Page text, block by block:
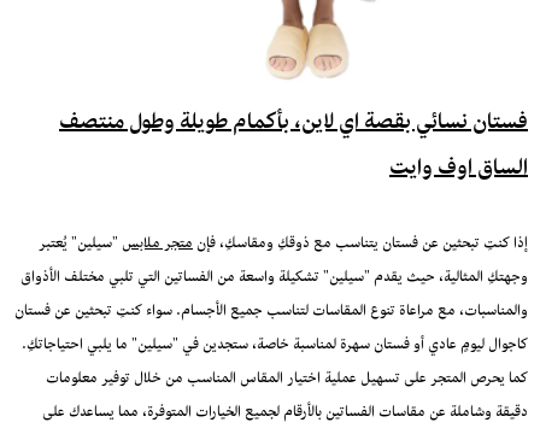
فستان نسائي بقصة اي لاين، بأكمام طويلة وطول منتصف
الساق اوف وايت
إذا كنتِ تبحثين عن فستان يتناسب مع ذوقكِ ومقاسكِ، فإنمتجر ملابس"سيلين" يُعتبر
وجهتكِ المثالية، حيث يقدم "سيلين" تشكيلة واسعة من الفساتين التي تلبي مختلف الأذواق
والمناسبات، مع مراعاة تنوع المقاسات لتناسب جميع الأجسام. سواء كنتِ تبحثين عن فستان
كاجوال ليومٍ عادي أو فستان سهرة لمناسبة خاصة، ستجدين في "سيلين" ما يلبي احتياجاتكِ.
كما يحرص المتجر على تسهيل عملية اختيار المقاس المناسب من خلال توفير معلومات
دقيقة وشاملة عن مقاسات الفساتين بالأرقام لجميع الخيارات المتوفرة، مما يساعدك على